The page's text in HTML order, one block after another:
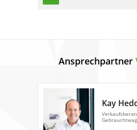
Ansprechpartner
Kay